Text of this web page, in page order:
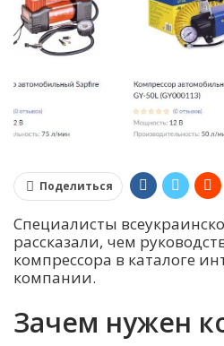
Поделиться
Специалисты
рассказали, чем
компрессора в каталоге
компании.
Зачем нужен